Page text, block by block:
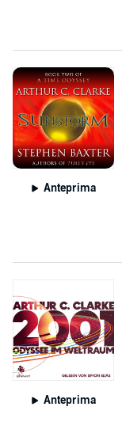
Anteprima
Anteprima